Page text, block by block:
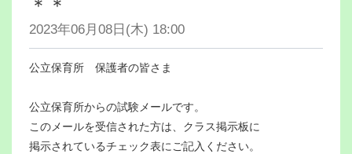
＊＊
2023年06月08日(木) 18:00
公立保育所 保護者の皆さま
公立保育所からの試験メールです。
このメールを受信された方は、クラス掲示板に
掲示されているチェック表にご記入ください。